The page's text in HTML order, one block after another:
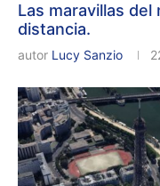
Las maravillas del
distancia.
autor Lucy Sanzio